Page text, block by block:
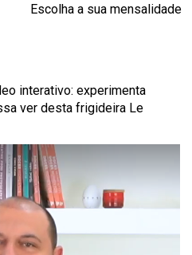
Escolha a sua mensalidade
interativo: experimenta
ver desta frigideira Le